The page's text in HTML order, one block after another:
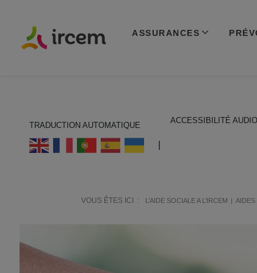
ASSURANCES
TRADUCTION AUTOMATIQUE
ACCESSIBILITÉ AUDIO
VOUS ÊTES ICI : L’AIDE SOCIALE A L’IRCEM AIDES